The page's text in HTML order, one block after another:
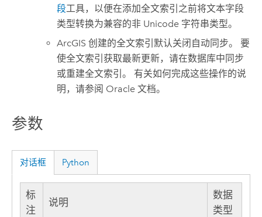
段工具，以便在添加全文索引之前将文本字段
类型转换为兼容的非 Unicode 字符串类型。
ArcGIS 创建的全文索引默认关闭自动同步。 要
使全文索引获取最新更新，请在数据库中同步
或重建全文索引。 有关如何完成这些操作的说
明，请参阅 Oracle 文档。
参数
对话框 Python
标
注
说明
数据
类型